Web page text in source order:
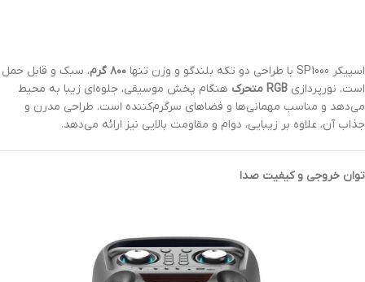
اسپیکر SP1000 با طراحی دو تکه بلندگو و وزن تنها ۸۰۰ گرم
، سبک و قابل حمل
است. نورپردازی RGB متحرک
هنگام پخش موسیقی، جلوه‌ای زیبا به محیط
می‌دهد و مناسب مهمانی‌ها و فضاهای سرگرم‌کننده است. طراحی مدرن و
جذاب آن، علاوه بر زیبایی، دوام و مقاومت بالایی نیز ارائه می‌دهد.
توان خروجی و کیفیت صدا